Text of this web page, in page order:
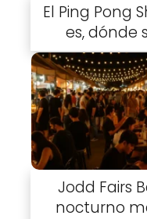
El Ping Pong
es, dónde
Jodd Fairs
nocturno